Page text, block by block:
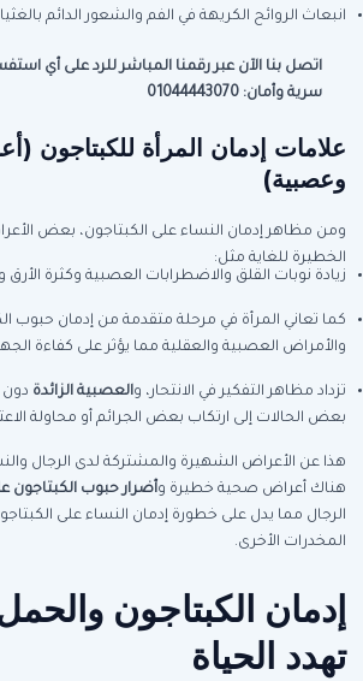
انبعاث الروائح الكريهة في الفم والشعور الدائم
اتصل بنا الآن عبر رقمنا المباشر للرد على أي
سرية وأمان: 01044443070
علامات إدمان المرأة للكبتاجون
وعصبية)
ومن مظاهر إدمان النساء على الكبتاجون، بعض
الخطيرة للغاية مثل:
زيادة نوبات القلق والاضطرابات العصبية وكثرة
كما تعاني المرأة في مرحلة متقدمة من إدمان حبوب
والأمراض العصبية والعقلية مما يؤثر على كفاءة
تزداد مظاهر التفكير في الانتحار، والعصبية الزائدة دون
بعض الحالات إلى ارتكاب بعض الجرائم أو محاولة
هذا عن الأعراض الشهيرة والمشتركة لدى الرجال
هناك أعراض صحية خطيرة وأضرار حبوب الكبتاجون
الرجال مما يدل على خطورة إدمان النساء على
المخدرات الأخرى.
إدمان الكبتاجون
تهدد الحياة